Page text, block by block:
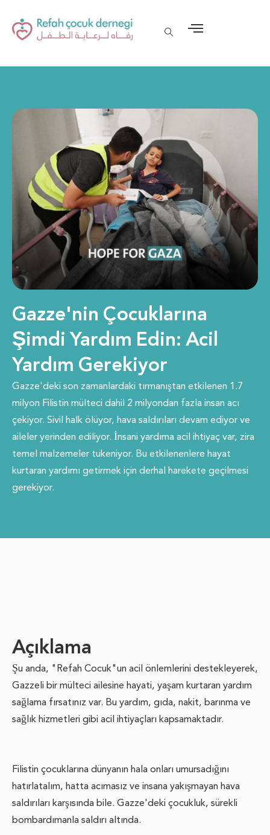
Gazze'nin Çocuklarına
Şimdi Yardım Edin: Acil
Yardım Gerekiyor
Gazze'deki son zamanlardaki tırmanıştan etkilenen 1.7
milyon Filistin mülteci dahil 2 milyondan fazla insan acı
çekiyor. Sivil halk ölüyor, hava saldırıları devam ediyor ve
aileler yerinden ediliyor. İnsani yardıma acil ihtiyaç var, zira
temel malzemeler tükeniyor. Bu etkilenenlere hayat
kurtaran yardımı getirmek için derhal harekete geçilmesi
gerekiyor.
Açıklama
Şu anda, "Refah Cocuk"un acil önlemlerini destekleyerek,
Gazzeli bir mülteci ailesine hayati, yaşam kurtaran yardım
sağlama fırsatınız var. Bu yardım, gıda, nakit, barınma ve
sağlık hizmetleri gibi acil ihtiyaçları kapsamaktadır.
Filistin çocuklarına dünyanın hala onları umursadığını
hatırlatalım, hatta acımasız ve insana yakışmayan hava
saldırıları karşısında bile. Gazze'deki çocukluk, sürekli
bombardımanla saldırı altında.